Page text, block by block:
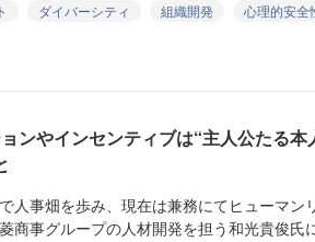
ダイバーシティ 組織開発 心理的安全
ンやインセンティブは“主人公たる本
人事畑を歩み、現在は兼務にてヒューマン
商事グループの人材開発を担う和光貴俊氏